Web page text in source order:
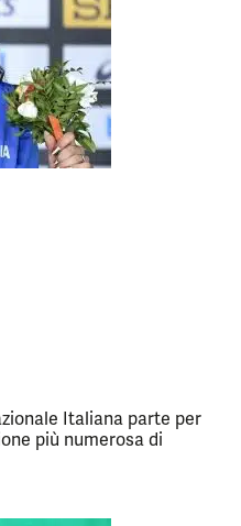
Italiana parte per
più numerosa di